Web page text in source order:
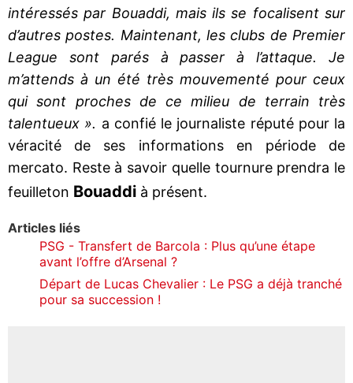
intéressés par Bouaddi, mais ils se focalisent sur
d’autres postes. Maintenant, les clubs de Premier
League sont parés à passer à l’attaque. Je
m’attends à un été très mouvementé pour ceux
qui sont proches de ce milieu de terrain très
talentueux ». a confié le journaliste réputé pour la
véracité de ses informations en période de
mercato. Reste à savoir quelle tournure prendra le
feuilleton Bouaddi à présent.
Articles liés
PSG - Transfert de Barcola : Plus qu’une étape
avant l’offre d’Arsenal ?
Départ de Lucas Chevalier : Le PSG a déjà tranché
pour sa succession !